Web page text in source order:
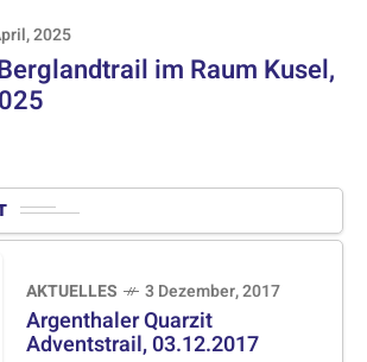
2025
im Raum Kusel,
AKTUELLES 3 Dezember, 2017
Argenthaler Quarzit
Adventstrail, 03.12.2017